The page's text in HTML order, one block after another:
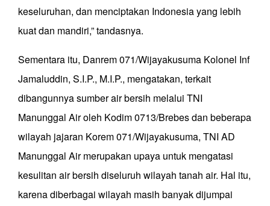
keseluruhan, dan menciptakan Indonesia yang lebih
kuat dan mandiri,” tandasnya.
Sementara itu, Danrem 071/Wijayakusuma Kolonel Inf
Jamaluddin, S.I.P., M.I.P., mengatakan, terkait
dibangunnya sumber air bersih melalui TNI
Manunggal Air oleh Kodim 0713/Brebes dan beberapa
wilayah jajaran Korem 071/Wijayakusuma, TNI AD
Manunggal Air merupakan upaya untuk mengatasi
kesulitan air bersih diseluruh wilayah tanah air. Hal itu,
karena diberbagai wilayah masih banyak dijumpai